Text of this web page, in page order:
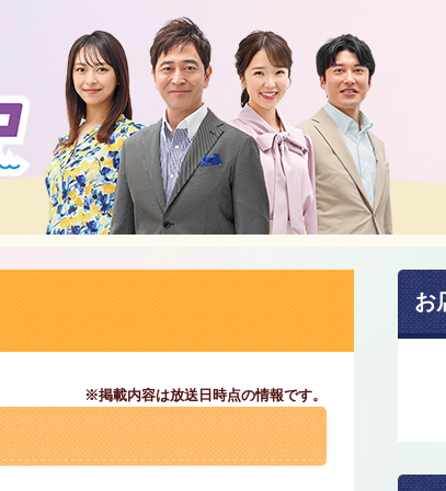
※掲載内容は放送日時点の情報です。
お